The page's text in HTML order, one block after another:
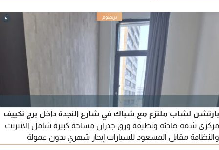
5
بارتشن لشاب ملتزم مع شباك في شارع النجدة داخل برج تكييف
مركزي شقة هادئه ونظيفة ورق جدران مساحة كبيرة شامل الانترنت
والنظافة مقابل المسعود للسيارات إيجار شهري بدون عمولة